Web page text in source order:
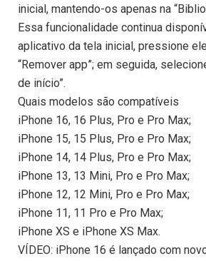
inicial, mantendo-os apenas na
Essa funcionalidade continua
aplicativo da tela inicial, pressione
“Remover app”; em seguida,
de início”.
Quais modelos são compatíveis
iPhone 16, 16 Plus, Pro e Pro Max;
iPhone 15, 15 Plus, Pro e Pro Max;
iPhone 14, 14 Plus, Pro e Pro Max;
iPhone 13, 13 Mini, Pro e Pro Max;
iPhone 12, 12 Mini, Pro e Pro Max;
iPhone 11, 11 Pro e Pro Max;
iPhone XS e iPhone XS Max.
VÍDEO: iPhone 16 é lançado com